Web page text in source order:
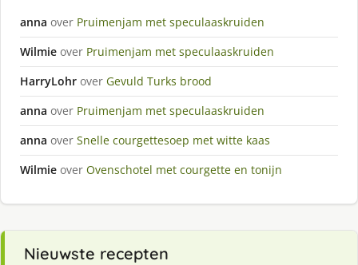
anna over Pruimenjam met speculaaskruiden
Wilmie over Pruimenjam met speculaaskruiden
HarryLohr over Gevuld Turks brood
anna over Pruimenjam met speculaaskruiden
anna over Snelle courgettesoep met witte kaas
Wilmie over Ovenschotel met courgette en tonijn
Nieuwste recepten